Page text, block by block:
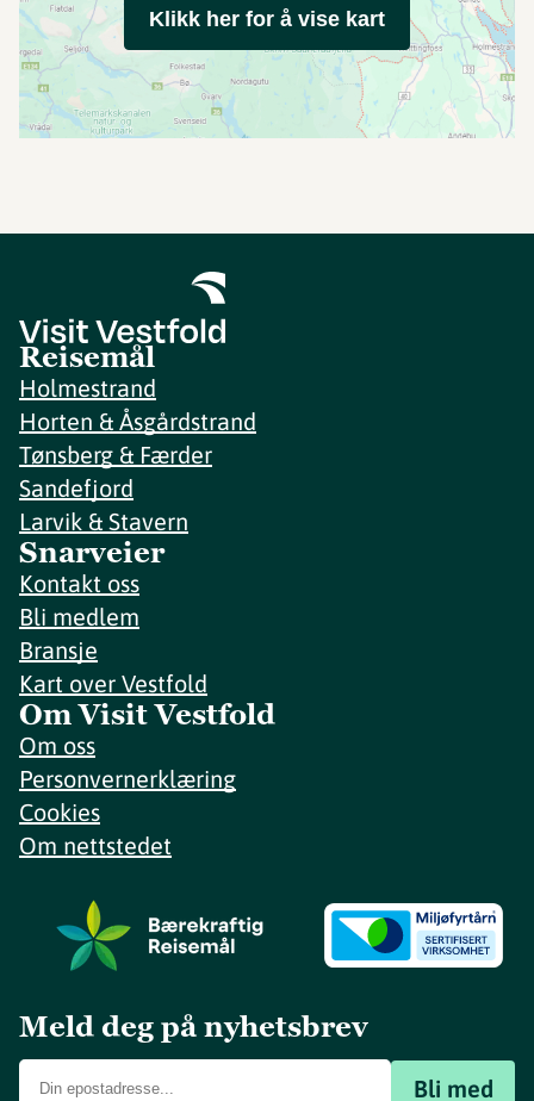
Klikk her for å vise kart
Reisemål
Holmestrand
Horten & Åsgårdstrand
Tønsberg & Færder
Sandefjord
Larvik & Stavern
Snarveier
Kontakt oss
Bli medlem
Bransje
Kart over Vestfold
Om Visit Vestfold
Om oss
Personvernerklæring
Cookies
Om nettstedet
Meld deg på nyhetsbrev
Bli med